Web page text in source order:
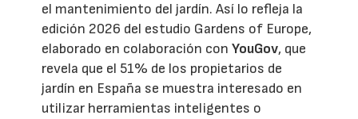
el mantenimiento del jardín. Así lo refleja la
edición 2026 del estudio Gardens of Europe,
elaborado en colaboración conYouGov, que
revela que el 51% de los propietarios de
jardín en España se muestra interesado en
utilizar herramientas inteligentes o